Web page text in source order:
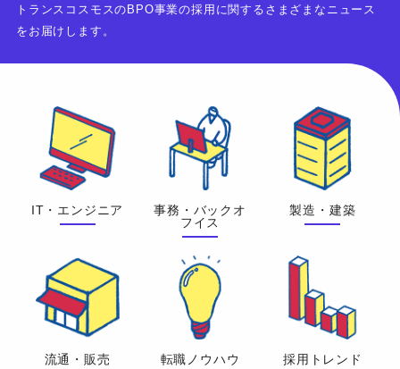
トランスコスモスのBPO事業の採用に関するさまざまなニュース
をお届けします。
IT・エンジニア
事務・バックオ
フイス
製造・建築
流通・販売 転職ノウハウ 採用トレンド